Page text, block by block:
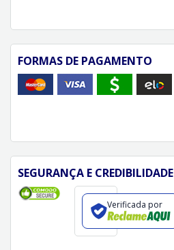
FORMAS DE PAGAMENTO
SEGURANÇA E CREDIBILIDADE
Verificada por